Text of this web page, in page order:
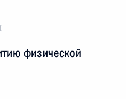
физической